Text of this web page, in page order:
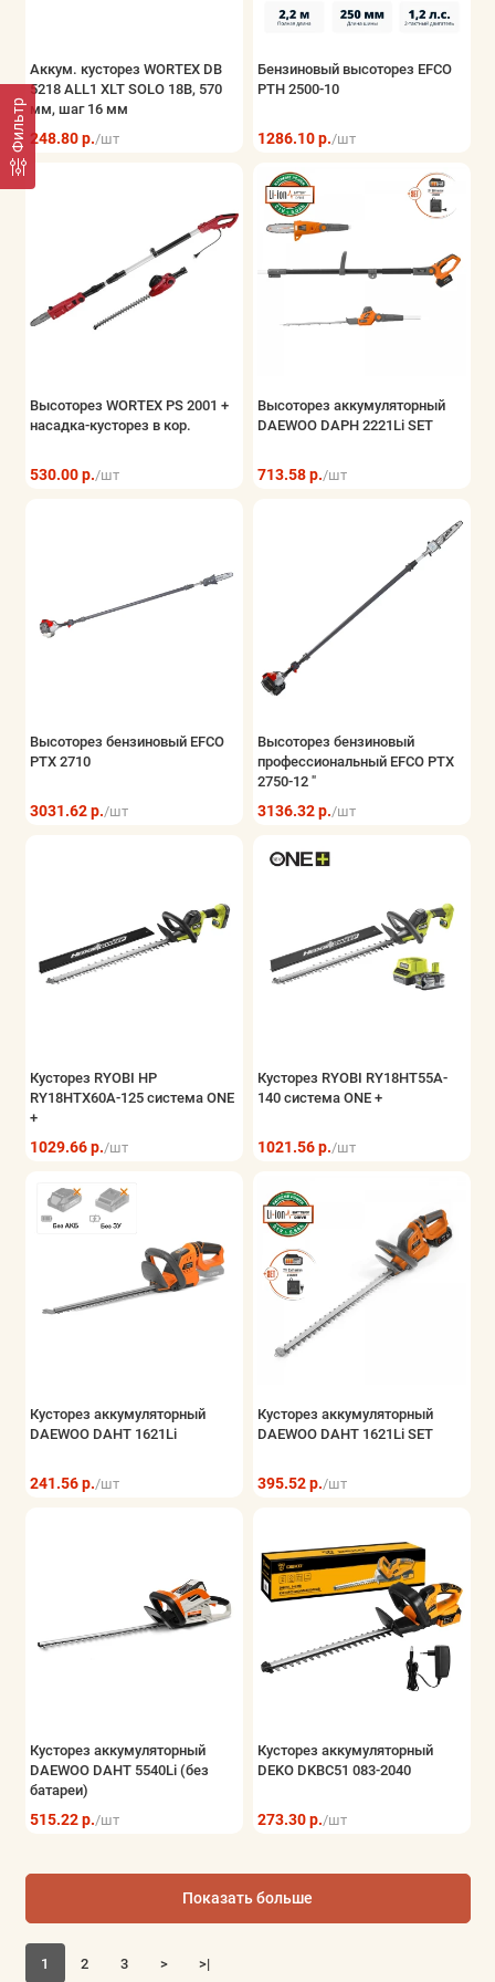
Фильтр
Аккум. кусторез WORTEX DB
5218 ALL1 XLT SOLO 18В, 570
мм, шаг 16 мм
248.80 р./шт
Бензиновый высоторез EFCO
PTH 2500-10
1286.10 р./шт
Высоторез WORTEX PS 2001 +
насадка-кусторез в кор.
530.00 р./шт
Высоторез аккумуляторный
DAEWOO DAPH 2221Li SET
713.58 р./шт
Высоторез бензиновый EFCO
PTX 2710
3031.62 р./шт
Высоторез бензиновый
профессиональный EFCO PTX
2750-12 "
3136.32 р./шт
Кусторез RYOBI HP
RY18HTX60A-125 система ONE
+
1029.66 р./шт
Кусторез RYOBI RY18HT55A-
140 система ONE +
1021.56 р./шт
Кусторез аккумуляторный
DAEWOO DAHT 1621Li
241.56 р./шт
Кусторез аккумуляторный
DAEWOO DAHT 1621Li SET
395.52 р./шт
Кусторез аккумуляторный
DAEWOO DAHT 5540Li (без
батареи)
515.22 р./шт
Кусторез аккумуляторный
DEKO DKBC51 083-2040
273.30 р./шт
1 2 3 > >|
Показать больше